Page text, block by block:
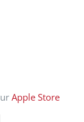
Apple Store